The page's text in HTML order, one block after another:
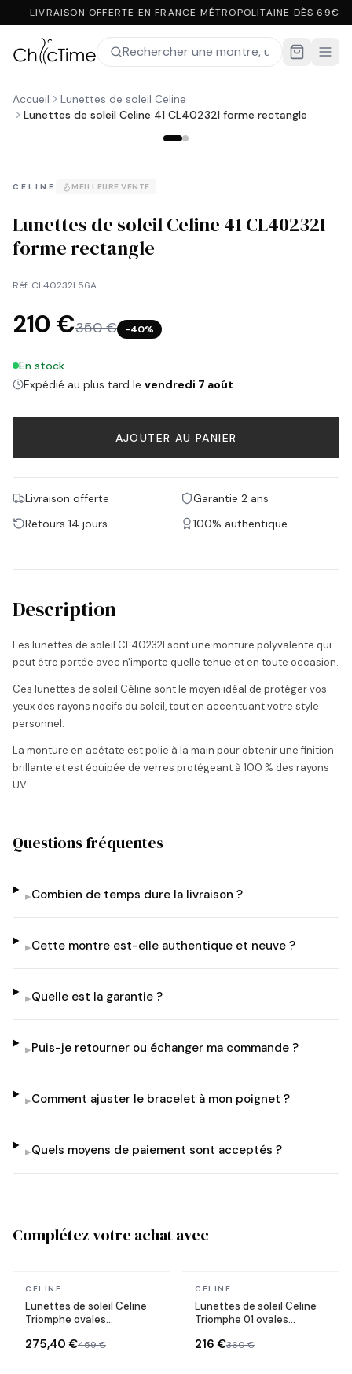
LIVRAISON OFFERTE EN FRANCE MÉTROPOLITAINE DÈS 69€
Accueil
Lunettes de soleil Celine
Lunettes de soleil Celine 41 CL40232I forme rectangle
CELINE MEILLEURE VENTE
Lunettes de soleil Celine 41 CL40232I
forme rectangle
Réf. CL40232I 56A
210 €350 € −40%
En stock
Expédié au plus tard le vendredi 7 août
AJOUTER AU PANIER
Livraison offerte
Garantie 2 ans
Retours 14 jours
100% authentique
Description
Les lunettes de soleil CL40232I sont une monture polyvalente qui
peut être portée avec n'importe quelle tenue et en toute occasion.
Ces lunettes de soleil Céline sont le moyen idéal de protéger vos
yeux des rayons nocifs du soleil, tout en accentuant votre style
personnel.
La monture en acétate est polie à la main pour obtenir une finition
brillante et est équipée de verres protégeant à 100 % des rayons
UV.
Questions fréquentes
▸Combien de temps dure la livraison ?
▸Cette montre est-elle authentique et neuve ?
▸Quelle est la garantie ?
▸Puis-je retourner ou échanger ma commande ?
▸Comment ajuster le bracelet à mon poignet ?
▸Quels moyens de paiement sont acceptés ?
Complétez votre achat avec
En stock
CELINE
Lunettes de soleil Celine
Triomphe ovales
275,40 €459 €
En stock
CELINE
Lunettes de soleil Celine
Triomphe 01 ovales
216 €360 €